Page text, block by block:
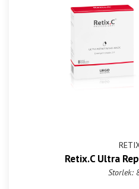
Retix.C Ultra
Storlek: